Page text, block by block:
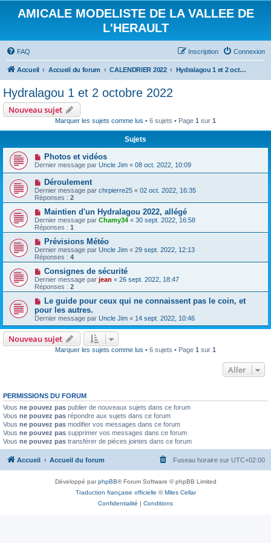
AMICALE MODELISTE DE LA VALLEE DE
L'HERAULT
FAQ Connexion
Inscription
Accueil Accueil du forum CALENDRIER 2022 Hydralagou 1 et 2 octobre 2022
Hydralagou 1 et 2 octobre 2022
Nouveau sujet
Marquer les sujets comme lus • 6 sujets • Page 1 sur 1
Sujets
Photos et vidéos
Dernier message par Uncle Jim « 08 oct. 2022, 10:09
Déroulement
Dernier message par chrpierre25 « 02 oct. 2022, 16:35
Réponses : 2
Maintien d'un Hydralagou 2022, allégé
Dernier message par Chamy34 « 30 sept. 2022, 16:58
Réponses : 1
Prévisions Météo
Dernier message par Uncle Jim « 29 sept. 2022, 12:13
Réponses : 4
Consignes de sécurité
Dernier message par jean « 26 sept. 2022, 18:47
Réponses : 2
Le guide pour ceux qui ne connaissent pas le coin, et
pour les autres.
Dernier message par Uncle Jim « 14 sept. 2022, 10:46
Nouveau sujet
Marquer les sujets comme lus • 6 sujets • Page 1 sur 1
Aller
PERMISSIONS DU FORUM
Vous ne pouvez pas publier de nouveaux sujets dans ce forum
Vous ne pouvez pas répondre aux sujets dans ce forum
Vous ne pouvez pas modifier vos messages dans ce forum
Vous ne pouvez pas supprimer vos messages dans ce forum
Vous ne pouvez pas transférer de pièces jointes dans ce forum
Accueil Accueil du forum Fuseau horaire sur UTC+02:00
Développé parphpBB® Forum Software © phpBB Limited
Traduction française officielle ©Miles Cellar
Confidentialité | Conditions